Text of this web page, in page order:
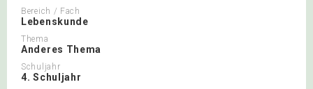
Bereich / Fach
Lebenskunde
Thema
Anderes Thema
Schuljahr
4. Schuljahr